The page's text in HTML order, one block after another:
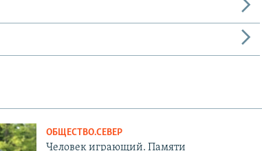
ОБЩЕСТВО.СЕВЕР
Человек играющий. Памяти